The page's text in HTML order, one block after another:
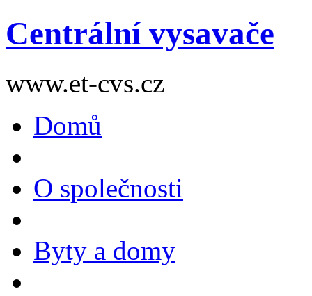
Centrální vysavače
www.et-cvs.cz
Domů
O společnosti
Byty a domy